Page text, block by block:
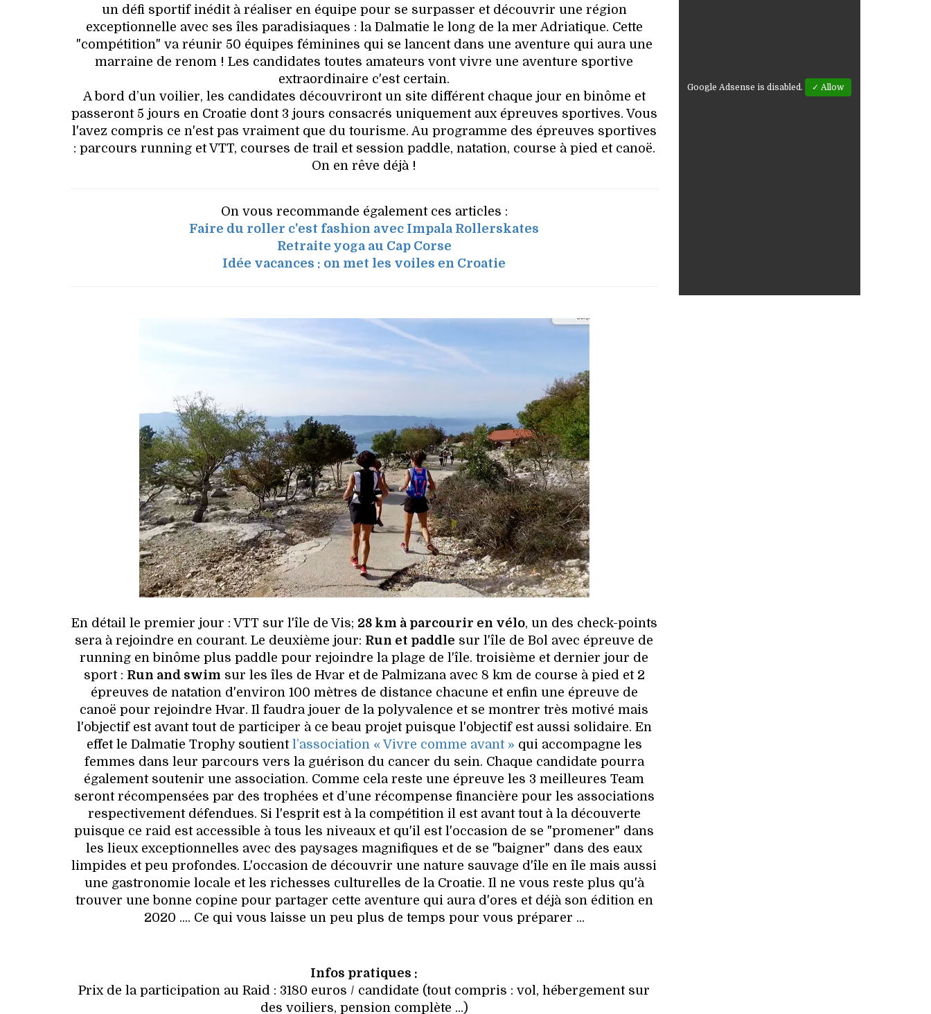
un défi sportif inédit à réaliser en équipe pour se surpasser et découvrir une région
exceptionnelle avec ses îles paradisiaques : la Dalmatie le long de la mer Adriatique. Cette
"compétition" va réunir 50 équipes féminines qui se lancent dans une aventure qui aura une
marraine de renom ! Les candidates toutes amateurs vont vivre une aventure sportive
extraordinaire c'est certain.
A bord d’un voilier, les candidates découvriront un site différent chaque jour en binôme et
passeront 5 jours en Croatie dont 3 jours consacrés uniquement aux épreuves sportives. Vous
l'avez compris ce n'est pas vraiment que du tourisme. Au programme des épreuves sportives
: parcours running et VTT, courses de trail et session paddle, natation, course à pied et canoë.
On en rêve déjà !
On vous recommande également ces articles :
Faire du roller c'est fashion avec Impala Rollerskates
Retraite yoga au Cap Corse
Idée vacances : on met les voiles en Croatie
En détail le premier jour : VTT sur l'île de Vis; 28 km à parcourir en vélo, un des check-points
sera à rejoindre en courant. Le deuxième jour: Run et paddle sur l'île de Bol avec épreuve de
running en binôme plus paddle pour rejoindre la plage de l'île. troisième et dernier jour de
sport : Run and swim sur les îles de Hvar et de Palmizana avec 8 km de course à pied et 2
épreuves de natation d'environ 100 mètres de distance chacune et enfin une épreuve de
canoë pour rejoindre Hvar. Il faudra jouer de la polyvalence et se montrer très motivé mais
l'objectif est avant tout de participer à ce beau projet puisque l'objectif est aussi solidaire. En
effet le Dalmatie Trophy soutient l’association « Vivre comme avant » qui accompagne les
femmes dans leur parcours vers la guérison du cancer du sein. Chaque candidate pourra
également soutenir une association. Comme cela reste une épreuve les 3 meilleures Team
seront récompensées par des trophées et d’une récompense financière pour les associations
respectivement défendues. Si l'esprit est à la compétition il est avant tout à la découverte
puisque ce raid est accessible à tous les niveaux et qu'il est l'occasion de se "promener" dans
les lieux exceptionnelles avec des paysages magnifiques et de se "baigner" dans des eaux
limpides et peu profondes. L'occasion de découvrir une nature sauvage d'île en île mais aussi
une gastronomie locale et les richesses culturelles de la Croatie. Il ne vous reste plus qu'à
trouver une bonne copine pour partager cette aventure qui aura d'ores et déjà son édition en
2020 .... Ce qui vous laisse un peu plus de temps pour vous préparer ...
Infos pratiques :
Prix de la participation au Raid : 3180 euros / candidate (tout compris : vol, hébergement sur
des voiliers, pension complète ...)
Google Adsense is disabled. ✓ Allow